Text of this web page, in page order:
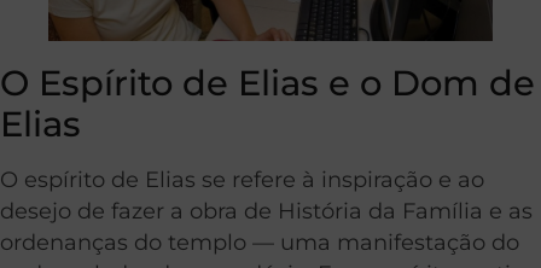
O Espírito de Elias e o Dom de
Elias
O espírito de Elias se refere à inspiração e ao
desejo de fazer a obra de História da Família e as
ordenanças do templo — uma manifestação do